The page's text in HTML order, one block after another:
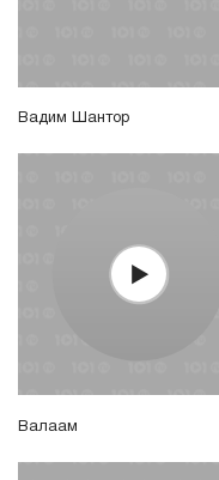
Вадим Шантор
Валаам